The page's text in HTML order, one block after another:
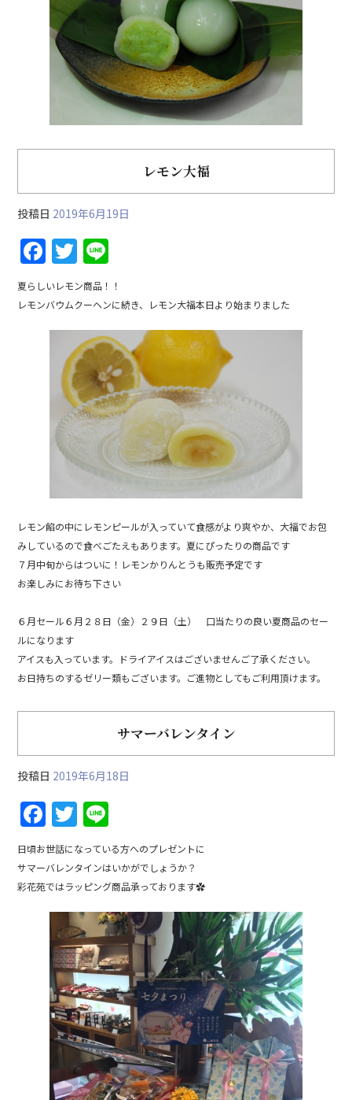
o
k
レモン大福
投稿日 2019年6月19日
F
a
c
e
o
k
T
w
itt
er
n
e
夏らしいレモン商品！！
レモンバウムクーヘンに続き、レモン大福本日より始まりました
レモン餡の中にレモンピールが入っていて食感がより爽やか、大福でお包
みしているので食べごたえもあります。夏にぴったりの商品です
７月中旬からはついに！レモンかりんとうも販売予定です
お楽しみにお待ち下さい
６月セール６月２８日（金）２９日（土） 口当たりの良い夏商品のセー
ルになります
アイスも入っています。ドライアイスはございませんご了承ください。
お日持ちのするゼリー類もございます。ご進物としてもご利用頂けます。
サマーバレンタイン
投稿日 2019年6月18日
F
a
c
e
b
o
o
k
T
w
itt
er
n
e
日頃お世話になっている方へのプレゼントに
サマーバレンタインはいかがでしょうか？
彩花苑ではラッピング商品承っております✿